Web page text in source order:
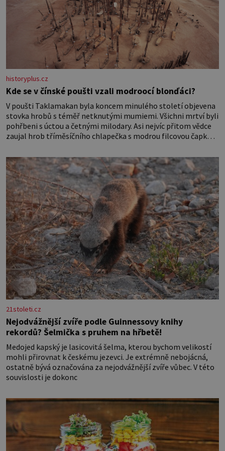
historyplus.cz
Kde se v čínské poušti vzali modroocí blonďáci?
V poušti Taklamakan byla koncem minulého století objevena
stovka hrobů s téměř netknutými mumiemi. Všichni mrtví byli
pohřbeni s úctou a četnými milodary. Asi nejvíc přitom vědce
zaujal hrob tříměsíčního chlapečka s modrou filcovou čapkou,
nesmírně dobře zachovalá, přičítají odborníci zdejším
klimatickým podmínkám. Sucho, prosolené písky a extrémně
21stoleti.cz
Nejodvážnější zvíře podle Guinnessovy knihy
rekordů? Šelmička s pruhem na hřbetě!
Medojed kapský je lasicovitá šelma, kterou bychom velikostí
mohli přirovnat k českému jezevci. Je extrémně nebojácná,
ostatně bývá označována za nejodvážnější zvíře vůbec. V této
souvislosti je dokonc